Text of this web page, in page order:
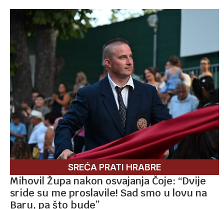
SREĆA PRATI HRABRE
Mihovil Župa nakon osvajanja Čoje: “Dvije
sride su me proslavile! Sad smo u lovu na
Baru, pa što bude”